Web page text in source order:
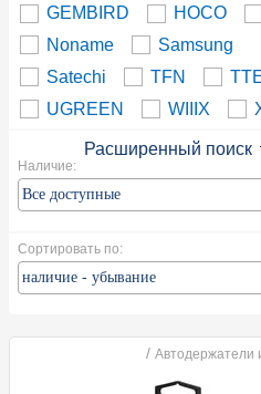
GEMBIRD
HOCO
Noname
Samsung
Satechi
TFN
UGREEN
WIIIX
Расширенный поиск
Наличие:
Сортировать по:
/ Автодержатели